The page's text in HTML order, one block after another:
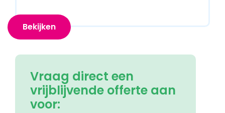
Bekijken
Vraag direct een
vrijblijvende offerte aan
voor: